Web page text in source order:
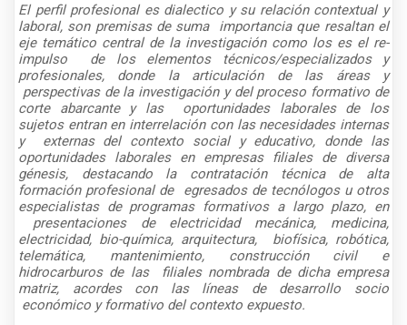
El perfil profesional es dialectico y su relación contextual y
laboral, son premisas de suma
importancia que resaltan el
eje temático central de la investigación como los es el re-
impulso
de los elementos técnicos/especializados y
profesionales, donde la articulación de las áreas y
perspectivas de la investigación y del proceso formativo de
corte abarcante y las
oportunidades laborales de los
sujetos entran en interrelación con las necesidades internas
y
externas del contexto social y educativo, donde las
oportunidades laborales en empresas filiales
de diversa
génesis, destacando la contratación técnica de alta
formación profesional de
egresados de tecnólogos u otros
especialistas de programas formativos a largo plazo, en
presentaciones de electricidad mecánica, medicina,
electricidad, bio-química, arquitectura,
biofísica, robótica,
telemática, mantenimiento, construcción civil e
hidrocarburos de las
filiales nombrada de dicha empresa
matriz, acordes con las líneas de desarrollo socio
económico y formativo del contexto expuesto.